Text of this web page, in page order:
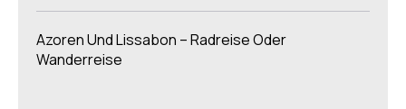
Azoren Und Lissabon – Radreise Oder
Wanderreise